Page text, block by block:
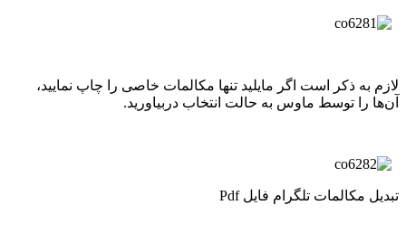
لازم به ذکر است اگر مایلید تنها مکالمات خاصی را چاپ نمایید،
آن‌ها را توسط ماوس به حالت انتخاب دربیاورید.
تبدیل مکالمات تلگرام فایل Pdf